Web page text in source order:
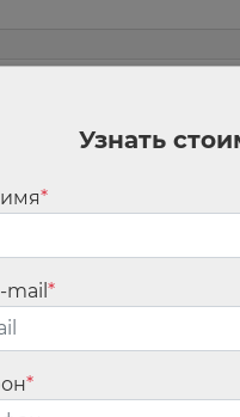
Обязательные поля
Узнать
*
*
*